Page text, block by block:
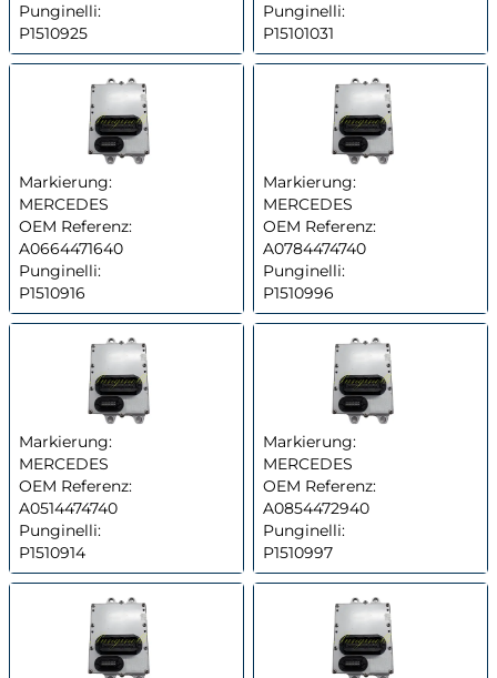
Punginelli:
P1510925
Punginelli:
P15101031
Markierung:
MERCEDES
OEM Referenz:
A0664471640
Punginelli:
P1510916
Markierung:
MERCEDES
OEM Referenz:
A0784474740
Punginelli:
P1510996
Markierung:
MERCEDES
OEM Referenz:
A0514474740
Punginelli:
P1510914
Markierung:
MERCEDES
OEM Referenz:
A0854472940
Punginelli:
P1510997